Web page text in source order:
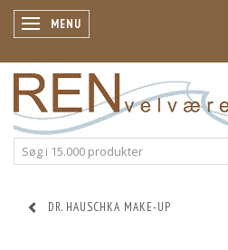
SKIFTE NAVIGATION
MENU
DR. HAUSCHKA MAKE-UP